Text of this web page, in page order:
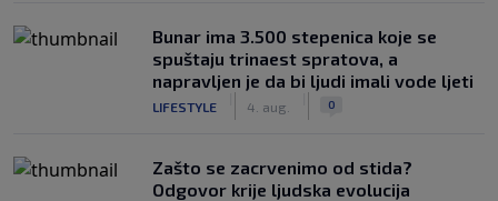
Bunar imа 3.500 stepenica koje se
spuštaju trinaest spratova, a
napravljen je da bi ljudi imali vode ljeti
LIFESTYLE 4. aug. 0
Zašto se zacrvenimo od stida?
Odgovor krije ljudska evolucija